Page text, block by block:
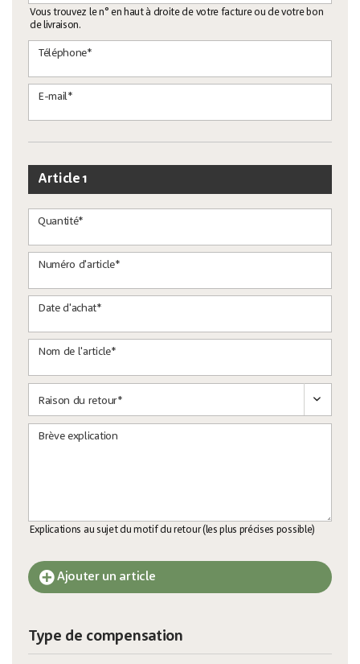
Vous trouvez le n° en haut à droite de votre facture ou de votre bon
de livraison.
Téléphone*
E-mail*
Article 1
Quantité*
Numéro d'article*
Date d'achat*
Nom de l'article*
Brève explication
Explications au sujet du motif du retour (les plus précises possible)
Ajouter un article
Type de compensation